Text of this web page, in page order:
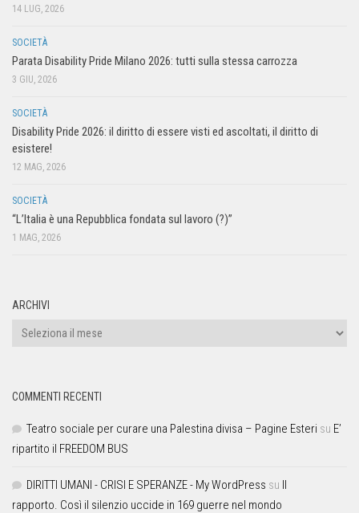
14 LUG, 2026
SOCIETÀ
Parata Disability Pride Milano 2026: tutti sulla stessa carrozza
3 GIU, 2026
SOCIETÀ
Disability Pride 2026: il diritto di essere visti ed ascoltati, il diritto di
esistere!
12 MAG, 2026
SOCIETÀ
“L’Italia è una Repubblica fondata sul lavoro (?)”
1 MAG, 2026
ARCHIVI
COMMENTI RECENTI
Teatro sociale per curare una Palestina divisa – Pagine Esteri su E’
ripartito il FREEDOM BUS
DIRITTI UMANI - CRISI E SPERANZE - My WordPress su Il
rapporto. Così il silenzio uccide in 169 guerre nel mondo